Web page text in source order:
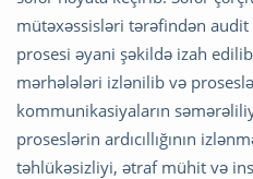
mütəxəssisləri tərəfindən
prosesi əyani şəkildə izah
mərhələləri izlənilib və
kommunikasiyaların
proseslərin ardıcıllığının
təhlükəsizliyi, ətraf mühit və